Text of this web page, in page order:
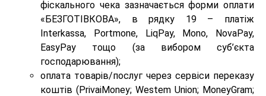
фіскального чека зазначається форми оплати
«БЕЗГОТІВКОВА», в рядку 19 – платіж
Іnterkassa, Portmone, LiqРay, Mono, NovaPay,
EasyPay тощо (за вибором суб’єкта
господарювання);
оплата товарів/послуг через сервіси переказу
коштів (PrivaiMoney; Westem Union; MoneyGram;